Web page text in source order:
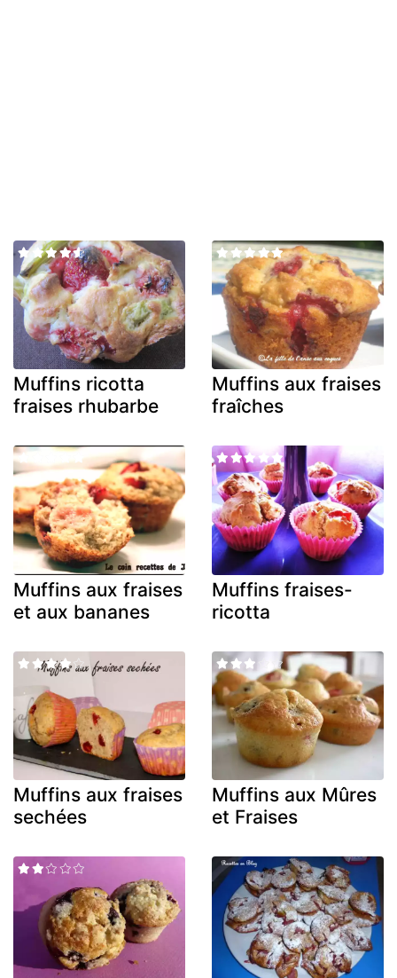
Muffins ricotta
fraises rhubarbe
Muffins aux fraises
fraîches
Muffins aux fraises
et aux bananes
Muffins fraises-
ricotta
Muffins aux fraises
sechées
Muffins aux Mûres
et Fraises